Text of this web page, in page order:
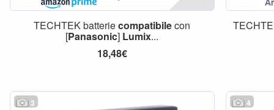
TECHTEK batteriecompatibilecon
[Panasonic] Lumix...
18,48€
3 4